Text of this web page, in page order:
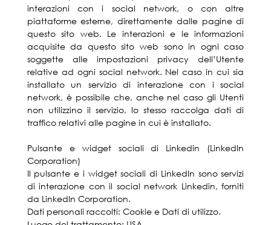
interazioni con i social network, o con altre
piattaforme esterne, direttamente dalle pagine di
questo sito web. Le interazioni e le informazioni
acquisite da questo sito web sono in ogni caso
soggette alle impostazioni privacy dell’Utente
relative ad ogni social network. Nel caso in cui sia
installato un servizio di interazione con i social
network, è possibile che, anche nel caso gli Utenti
non utilizzino il servizio, lo stesso raccolga dati di
traffico relativi alle pagine in cui è installato.
Pulsante e widget sociali di Linkedin (LinkedIn
Corporation)
Il pulsante e i widget sociali di LinkedIn sono servizi
di interazione con il social network Linkedin, forniti
da LinkedIn Corporation.
Dati personali raccolti: Cookie e Dati di utilizzo.